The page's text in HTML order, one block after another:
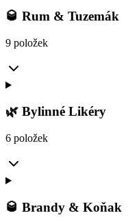
🥃 Rum & Tuzemák
9 položek
🌿 Bylinné Likéry
6 položek
🥃 Brandy & Koňak